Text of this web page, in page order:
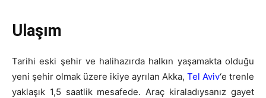
Ulaşım
Tarihi eski şehir ve halihazırda halkın yaşamakta olduğu
yeni şehir olmak üzere ikiye ayrılan Akka, Tel Aviv‘e trenle
yaklaşık 1,5 saatlik mesafede. Araç kiraladıysanız gayet